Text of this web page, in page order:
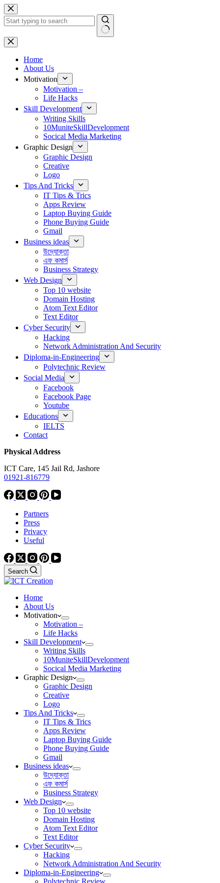
Skip
to
content
No
results
Home
About Us
Motivation
Motivation –
Life Hacks
Skill Development
Writing Skills
10MuniteSkillDevelopment
Socical Media Marketing
Graphic Design
Graphic Design
Creative
Logo
Tips And Tricks
IT Tips & Trics
Apps Review
Laptop Buying Guide
Phone Buying Guide
Gmail
Business ideas
উদ্যোক্তা
এফ কমার্স
Business Strategy
Web Design
Top 10 website
Domain Hosting
Atom Text Editor
Text Editor
Cyber Security
Hacking
Network Administration And Security
Diploma-in-Engineering
Polytechnic Review
Social Media
Facebook
Facebook Page
Youtube
Educations
IELTS
Contact
Physical Address
ICT Care, 145 Jail Rd, Jashore
01921-816779
Partners
Press
Privacy
Useful
Search
Home
About Us
Motivation
Motivation –
Life Hacks
Skill Development
Writing Skills
10MuniteSkillDevelopment
Socical Media Marketing
Graphic Design
Graphic Design
Creative
Logo
Tips And Tricks
IT Tips & Trics
Apps Review
Laptop Buying Guide
Phone Buying Guide
Gmail
Business ideas
উদ্যোক্তা
এফ কমার্স
Business Strategy
Web Design
Top 10 website
Domain Hosting
Atom Text Editor
Text Editor
Cyber Security
Hacking
Network Administration And Security
Diploma-in-Engineering
Polytechnic Review